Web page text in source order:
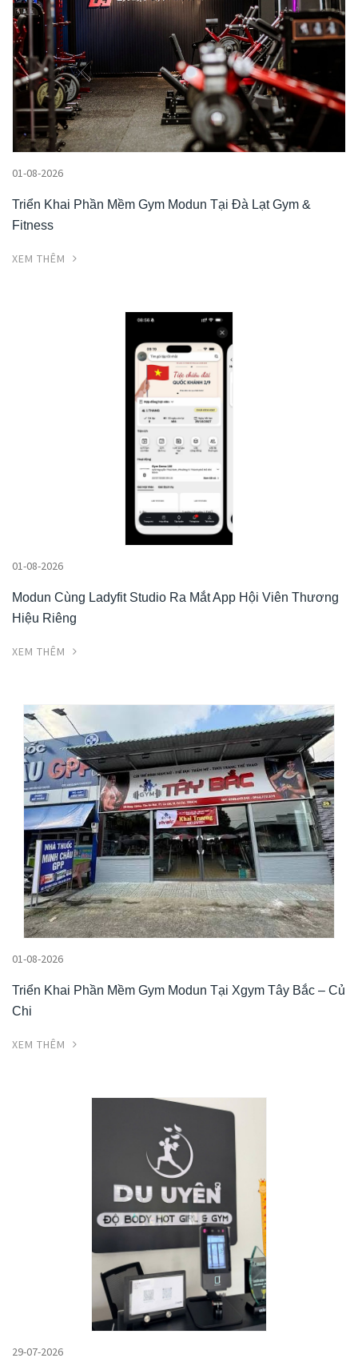
01-08-2026
Triển Khai Phần Mềm Gym Modun Tại Đà Lạt Gym &
Fitness
XEM THÊM
01-08-2026
Modun Cùng Ladyfit Studio Ra Mắt App Hội Viên Thương
Hiệu Riêng
XEM THÊM
01-08-2026
Triển Khai Phần Mềm Gym Modun Tại Xgym Tây Bắc – Củ
Chi
XEM THÊM
29-07-2026